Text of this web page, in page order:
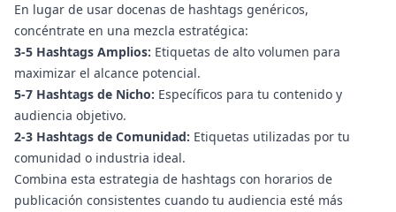
En lugar de usar docenas de hashtags genéricos,
concéntrate en una mezcla estratégica:
3-5 Hashtags Amplios: Etiquetas de alto volumen para
maximizar el alcance potencial.
5-7 Hashtags de Nicho: Específicos para tu contenido y
audiencia objetivo.
2-3 Hashtags de Comunidad: Etiquetas utilizadas por tu
comunidad o industria ideal.
Combina esta estrategia de hashtags con horarios de
publicación consistentes cuando tu audiencia esté más